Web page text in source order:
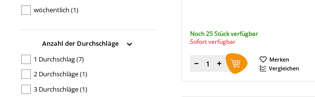
wöchentlich (1)
Anzahl der Durchschläge
1 Durchschlag(7)
2 Durchschläge(1)
3 Durchschläge(1)
Noch 25 Stück verfügbar
Sofort verfügbar
Menge
Merken
Vergleichen